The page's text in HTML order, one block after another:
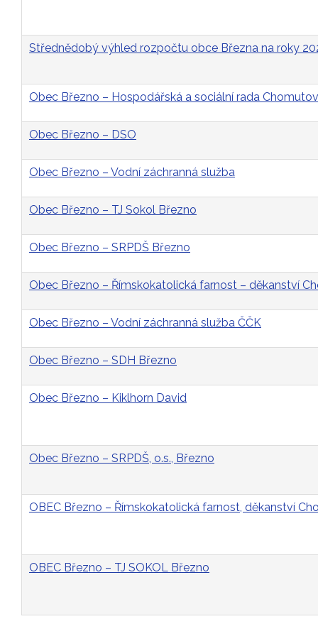
Střednědobý výhled rozpočtu obce Března na roky
Obec Březno – Hospodářská a sociální rada
Obec Březno – DSO
Obec Březno – Vodní záchranná služba
Obec Březno – TJ Sokol Březno
Obec Březno – SRPDŠ Březno
Obec Březno – Římskokatolická farnost – děkanství
Obec Březno – Vodní záchranná služba ČČK
Obec Březno – SDH Březno
Obec Březno – Kiklhorn David
Obec Březno – SRPDŠ, o.s., Březno
OBEC Březno – Římskokatolická farnost, děkanství
OBEC Březno – TJ SOKOL Březno